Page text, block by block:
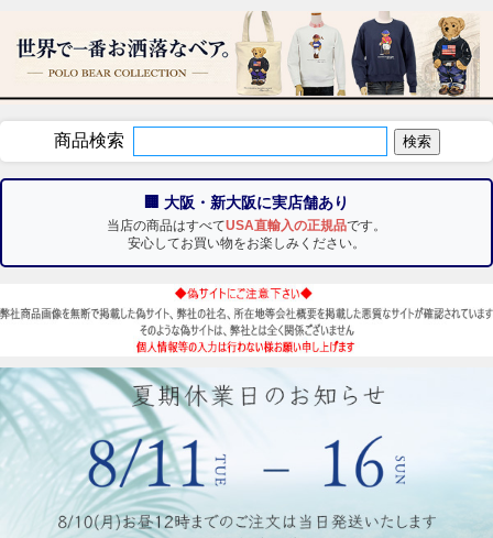
商品検索
🏢 大阪・新大阪に実店舗あり
当店の商品はすべてUSA直輸入の正規品です。
安心してお買い物をお楽しみください。